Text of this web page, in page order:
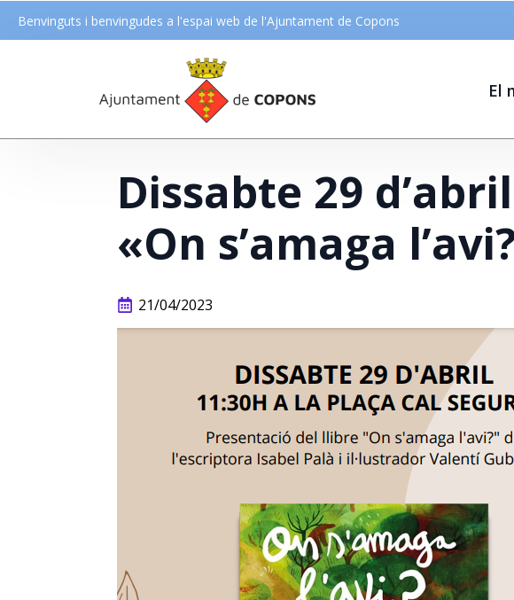
Benvinguts i benvingudes a l'espai web de l'Ajuntament de Copons
El
Dissabte 29
«On s’amaga
21/04/2023